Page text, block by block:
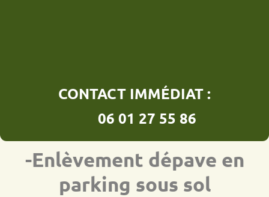
CONTACT IMMÉDIAT :
06 01 27 55 86
-Enlèvement dépave en
parking sous sol